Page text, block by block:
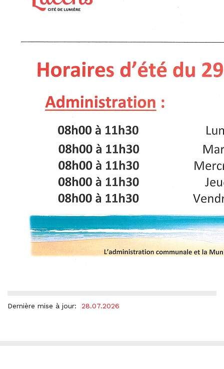
Dernière mise à jour: 28.07.2026